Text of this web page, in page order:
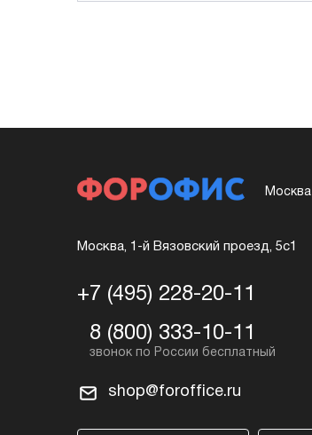
Москва
Москва, 1-й Вязовский проезд, 5с1
+7 (495) 228-20-11
8 (800) 333-10-11
shop@foroffice.ru